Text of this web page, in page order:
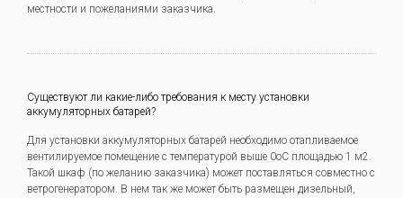
местности и пожеланиями заказчика.
Существуют ли какие-либо требования к месту установки
аккумуляторных батарей?
Для установки аккумуляторных батарей необходимо отапливаемое
вентилируемое помещение с температурой выше 0оС площадью 1 м2.
Такой шкаф (по желанию заказчика) может поставляться совместно с
ветрогенератором. В нем так же может быть размещен дизельный,